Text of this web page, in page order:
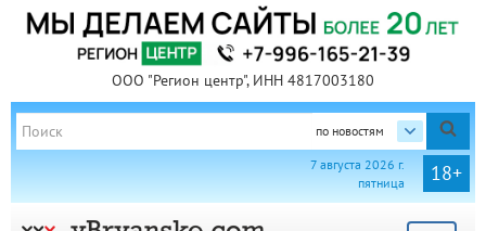
ООО "Регион центр", ИНН 4817003180
по новостям
18+
7 августа 2026 г.
пятница